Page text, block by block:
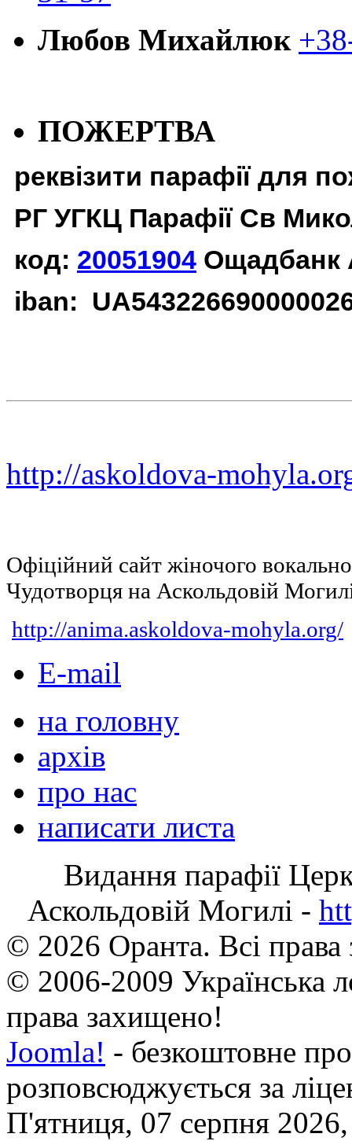
Любов Михайлюк
ПОЖЕРТВА
реквізити парафії для
РГ УГКЦ Парафії Св
код: 20051904 Ощадбанк
iban:
http://askoldova-
Офіційний сайт жіночого
Чудотворця на Аскольдовій
http://anima.askoldova-mohyla.org/
E-mail
на головну
архів
про нас
написати листа
Видання парафії
Аскольдовій Могилі -
© 2026 Оранта. Всі
© 2006-2009 Українська
права захищено!
Joomla! - безкоштовне
розповсюджується за
П'ятниця, 07 серпня